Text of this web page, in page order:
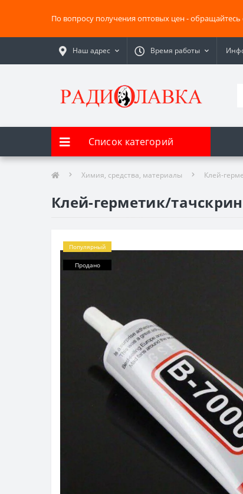
По вопросу получения оптовых цен -
Наш адрес Время работы
Список категорий
Химия, средства, материалы Клей-
Клей-герметик/
Популярный
Продано